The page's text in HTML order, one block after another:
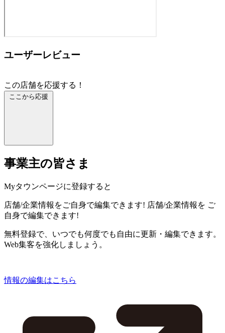
ユーザーレビュー
この店舗を応援する！
ここから応援
事業主の皆さま
Myタウンページに登録すると
店舗/企業情報をご自身で編集できます! 店舗/企業情報を ご
自身で編集できます!
無料登録で、いつでも何度でも自由に更新・編集できます。
Web集客を強化しましょう。
情報の編集はこちら